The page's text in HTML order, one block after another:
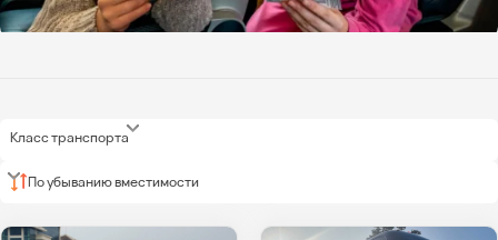
Класс транспорта
По убыванию вместимости